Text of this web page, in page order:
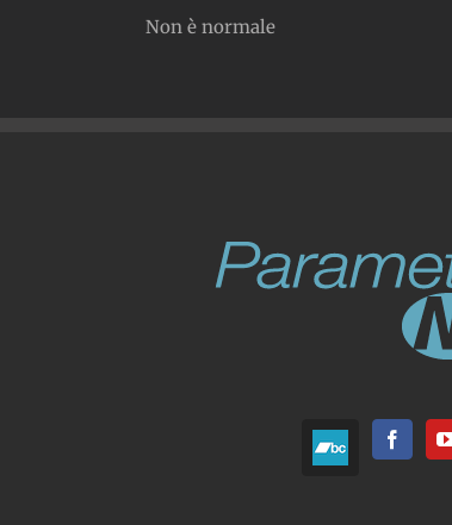
Non è normale